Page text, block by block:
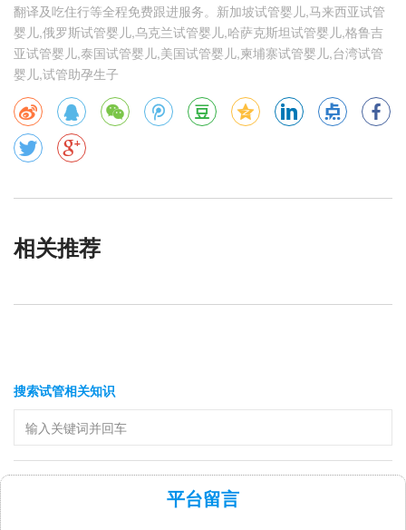
翻译及吃住行等全程免费跟进服务。新加坡试管婴儿,马来西亚试管
婴儿,俄罗斯试管婴儿,乌克兰试管婴儿,哈萨克斯坦试管婴儿,格鲁吉
亚试管婴儿,泰国试管婴儿,美国试管婴儿,柬埔寨试管婴儿,台湾试管
婴儿,试管助孕生子
相关推荐
搜索试管相关知识
平台留言